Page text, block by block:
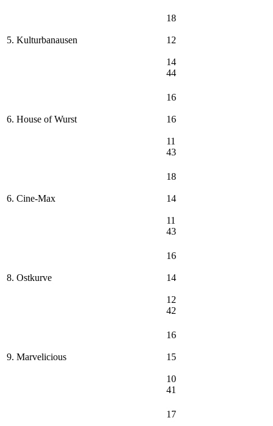
5. Kulturbanausen
18
12
14
44
6. House of Wurst
16
16
11
43
6. Cine-Max
18
14
11
43
8. Ostkurve
16
14
12
42
9. Marvelicious
16
15
10
41
17